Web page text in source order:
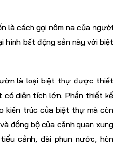
là cách gọi nôm na của người
hình bất động sản này với biệt
là loại biệt thự được thiết
có diện tích lớn. Phần thiết kế
kiến trúc của biệt thự mà còn
đồng bộ của cảnh quan xung
cảnh, đài phun nước, hòn